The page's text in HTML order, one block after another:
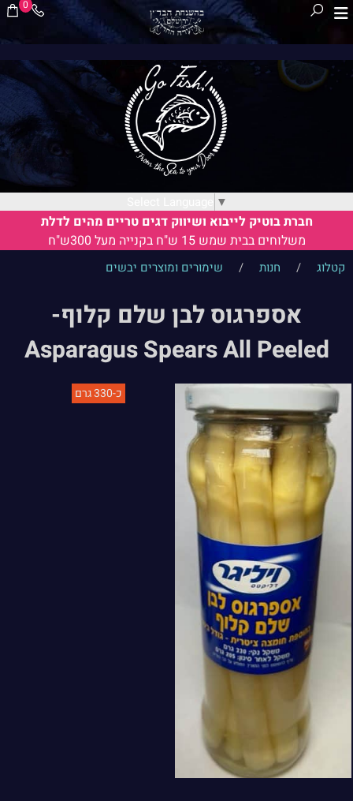
▼
0
חברת בוטיק לייבוא ושיווק דגים טריים מהים לדלת
משלוחים בבית שמש 15 ש"ח בקנייה מעל 300ש"ח
קטלוג / חנות / שימורים ומוצרים יבשים
אספרגוס לבן שלם קלוף-
Asparagus Spears All Peeled
כ-330 גרם